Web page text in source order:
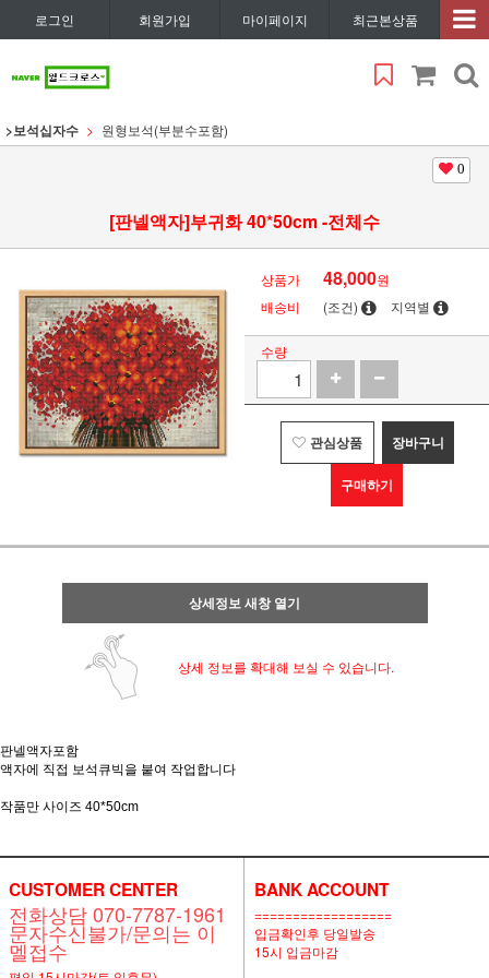
로그인 회원가입 마이페이지 최근본상품
>보석십자수 원형보석(부분수포함)
0
[판넬액자]부귀화 40*50cm -전체수
상품가 48,000원
배송비
(조건) 지역별
수량
관심상품 장바구니
구매하기
상세정보 새창 열기
상세 정보를 확대해 보실 수 있습니다.
판넬액자포함
액자에 직접 보석큐빅을 붙여 작업합니다
작품만 사이즈 40*50cm
CUSTOMER CENTER
전화상담 070-7787-1961
문자수신불가/문의는 이
멜접수
BANK ACCOUNT
==================
입금확인후 당일발송
15시 입금마감